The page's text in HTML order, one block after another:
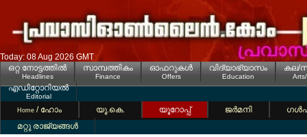
Today: 08 Aug 2026 GMT
ഒറ്റ നോട്ടത്തില്‍
Headlines
സാമ്പത്തികം
Finance
ഓഫറുകള്‍
Offers
വിദ്യാഭ്യാസം
Education
കല/
എഡിറ്റോറിയല്‍
Editorial
Home / ഹോം യൂ.കെ. യൂറോപ്പ് ജര്‍മനി
മറ്റു രാജ്യങ്ങള്‍